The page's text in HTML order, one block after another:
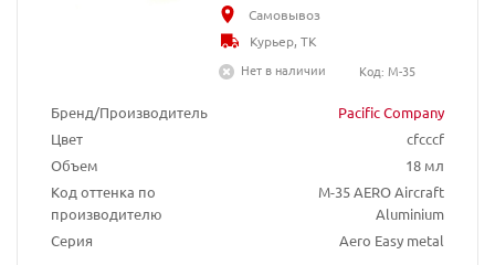
Бренд/Производитель
Pacific Company
Цвет
cfcccf
Объем
18 мл
Код оттенка по
производителю
М-35 AERO Aircraft
Aluminium
Серия
Aero Easy metal
Самовывоз
Курьер, ТК
Нет в наличии
Код: M-35